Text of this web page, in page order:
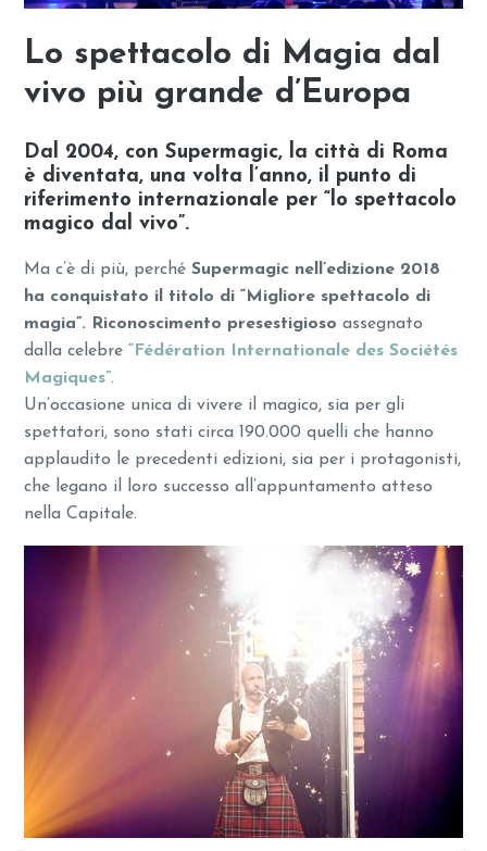
Lo spettacolo di Magia dal
vivo più grande d’Europa
Dal 2004, con Supermagic, la città di Roma
è diventata, una volta l’anno, il punto di
riferimento internazionale per “lo spettacolo
magico dal vivo”.
Ma c’è di più, perchéSupermagic nell’edizione 2018
ha conquistato il titolo di “Migliore spettacolo di
magia”. Riconoscimento presestigioso assegnato
dalla celebre“Fédération Internationale des Sociétés
Magiques”.
Un’occasione unica di vivere il magico, sia per gli
spettatori, sono stati circa 190.000 quelli che hanno
applaudito le precedenti edizioni, sia per i protagonisti,
che legano il loro successo all’appuntamento atteso
nella Capitale.